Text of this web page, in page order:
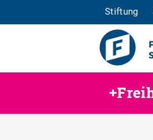
Stiftung